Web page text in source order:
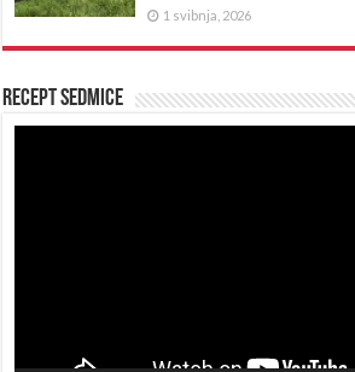
1 svibnja, 2026
Recept sedmice